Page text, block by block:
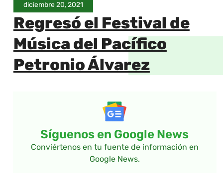
diciembre 20, 2021
Regresó el Festival de
Música del Pacífico
Petronio Álvarez
Síguenos en Google News
Conviértenos en tu fuente de información en
Google News.